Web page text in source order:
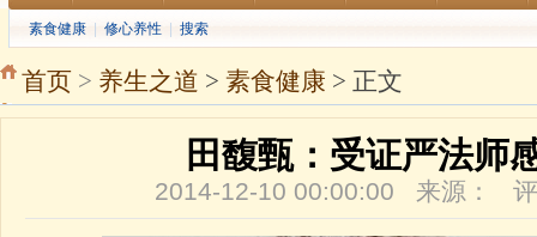
素食健康 修心养性 搜索
首页 > 养生之道 > 素食健康 > 正文
田馥甄：受证严法师
2014-12-10 00:00:00 来源：